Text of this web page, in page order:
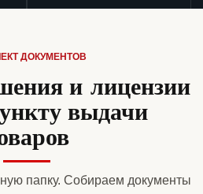
ДОКУМЕНТОВ
и лицензии
выдачи
папку. Собираем документы